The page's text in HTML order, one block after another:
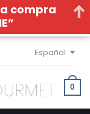
Español
0
compra